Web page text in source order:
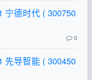
宁德时代 ( 300750
0
先导智能 ( 300450